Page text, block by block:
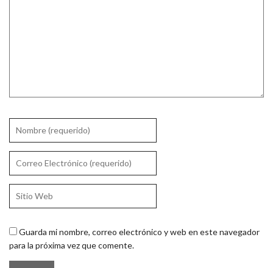
Guarda mi nombre, correo electrónico y web en este navegador
para la próxima vez que comente.